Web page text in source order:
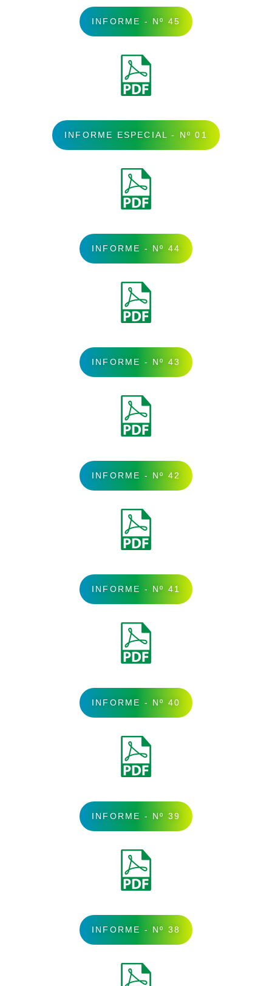
INFORME - Nº 45
INFORME ESPECIAL - Nº 01
INFORME - Nº 44
INFORME - Nº 43
INFORME - Nº 42
INFORME - Nº 41
INFORME - Nº 40
INFORME - Nº 39
INFORME - Nº 38